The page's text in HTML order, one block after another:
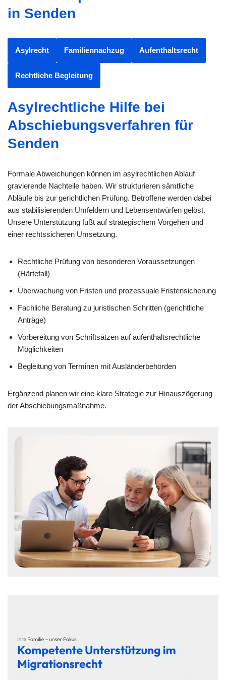
in Senden
Asylrecht Familiennachzug Aufenthaltsrecht
Rechtliche Begleitung
Asylrechtliche Hilfe bei
Abschiebungsverfahren für
Senden
Formale Abweichungen können im asylrechtlichen Ablauf
gravierende Nachteile haben. Wir strukturieren sämtliche
Abläufe bis zur gerichtlichen Prüfung. Betroffene werden dabei
aus stabilisierenden Umfeldern und Lebensentwürfen gelöst.
Unsere Unterstützung fußt auf strategischem Vorgehen und
einer rechtssicheren Umsetzung.
Rechtliche Prüfung von besonderen Voraussetzungen
(Härtefall)
Überwachung von Fristen und prozessuale Fristensicherung
Fachliche Beratung zu juristischen Schritten (gerichtliche
Anträge)
Vorbereitung von Schriftsätzen auf aufenthaltsrechtliche
Möglichkeiten
Begleitung von Terminen mit Ausländerbehörden
Ergänzend planen wir eine klare Strategie zur Hinauszögerung
der Abschiebungsmaßnahme.